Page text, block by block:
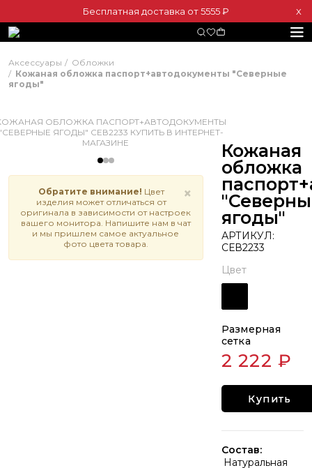
Бесплатная доставка от 5555 ₽ Х
Аксессуары
Обложки
Кожаная обложка паспорт+автодокументы "Северные
ягоды"
×
Обратите внимание! Цвет
изделия может отличаться от
оригинала в зависимости от настроек
вашего монитора. Напишите нам в чат
и мы пришлем самое актуальное
фото цвета товара.
Кожаная
обложка
ягоды"
АРТИКУЛ:
СЕВ2233
Цвет
Размерная
сетка
2 222 ₽
Купить
Состав:
Натуральная